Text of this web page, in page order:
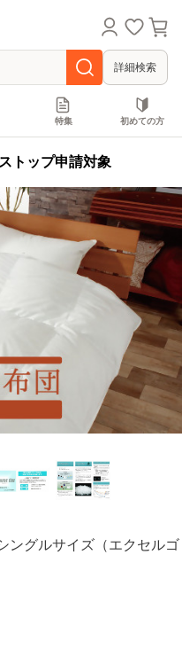
詳細検索
特集 初めての方
トップ申請対象
ングルサイズ（エクセルゴ